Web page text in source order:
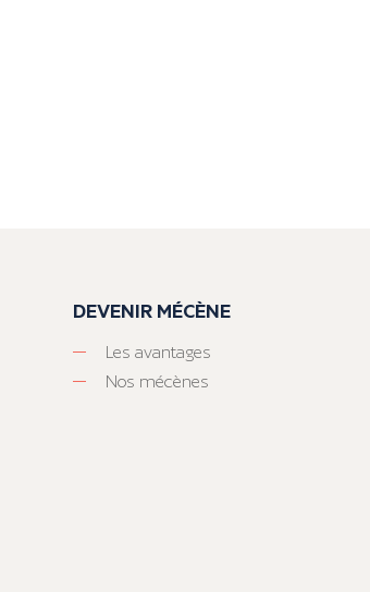
DEVENIR MÉCÈNE
Les avantages
Nos mécènes